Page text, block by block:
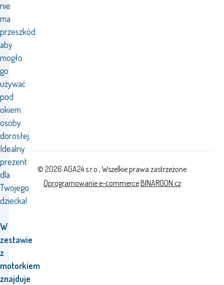
nie
ma
przeszkód
aby
mogło
go
używać
pod
okiem
osoby
dorosłej.
Idealny
prezent
dla
Twojego
dziecka!
W
zestawie
z
motorkiem
znajduje
© 2026 AGA24 s.r.o., Wszelkie prawa zastrzeżone
Oprogramowanie e-commerceBINARGON.cz